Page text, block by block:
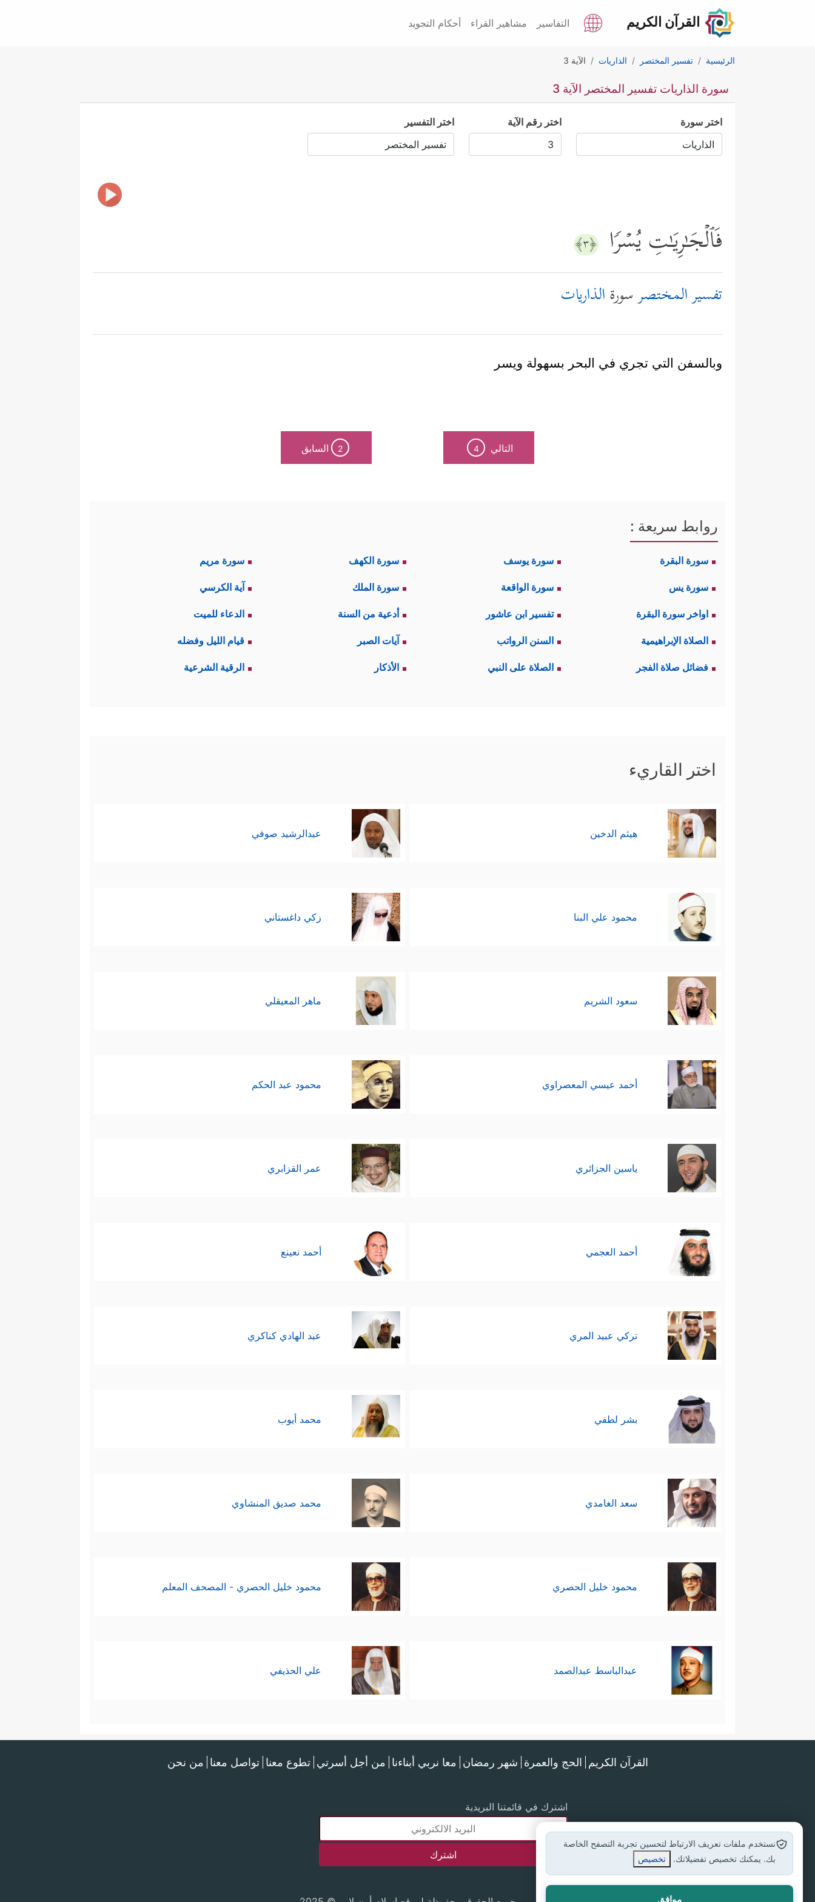
القرآن الكريم التفاسير مشاهير القراء أحكام التجويد
الرئيسية تفسير المختصر الذاريات الآية 3
سورة الذاريات تفسير المختصر الآية 3
اختر سورة اختر رقم الآية اختر التفسير
فَٱلۡجَـٰرِیَـٰتِ یُسۡرࣰا ﴿٣﴾
تفسير المختصرسورةالذاريات
وبالسفن التي تجري في البحر بسهولة ويسر
التالي 4
2 السابق
روابط سريعة :
سورة البقرة سورة يوسف سورة الكهف سورة مريم
سورة يس سورة الواقعة سورة الملك آية الكرسي
اواخر سورة البقرة تفسير ابن عاشور أدعية من السنة الدعاء للميت
الصلاة الإبراهيمية السنن الرواتب آيات الصبر قيام الليل وفضله
فضائل صلاة الفجر الصلاة على النبي الأذكار الرقية الشرعية
اختر القاريء
هيثم الدخين عبدالرشيد صوفي
محمود علي البنا زكي داغستاني
سعود الشريم ماهر المعيقلي
أحمد عيسي المعصراوي محمود عبد الحكم
ياسين الجزائري عمر القزابري
أحمد العجمي أحمد نعينع
تركي عبيد المري عبد الهادي كناكري
بشر لطفي محمد أيوب
سعد الغامدي محمد صديق المنشاوي
محمود خليل الحصري محمود خليل الحصري - المصحف المعلم
عبدالباسط عبدالصمد علي الحذيفي
القرآن الكريم الحج والعمرة شهر رمضان معا نربي أبناءنا من أجل أسرتي تطوع معنا تواصل معنا من نحن
اشترك في قائمتنا البريدية
نستخدم ملفات تعريف الارتباط لتحسين تجربة التصفح الخاصة
بك. يمكنك تخصيص تفضيلاتك.
تخصيص
موافق